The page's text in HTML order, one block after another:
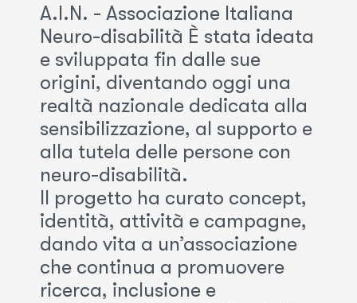
A.I.N. - Associazione Italiana
Neuro-disabilità È stata ideata
e sviluppata fin dalle sue
origini, diventando oggi una
realtà nazionale dedicata alla
sensibilizzazione, al supporto e
alla tutela delle persone con
neuro-disabilità.
Il progetto ha curato concept,
identità, attività e campagne,
dando vita a un’associazione
che continua a promuovere
ricerca, inclusione e